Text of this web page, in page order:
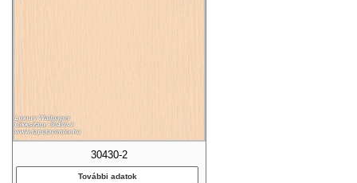
30430-2
További adatok